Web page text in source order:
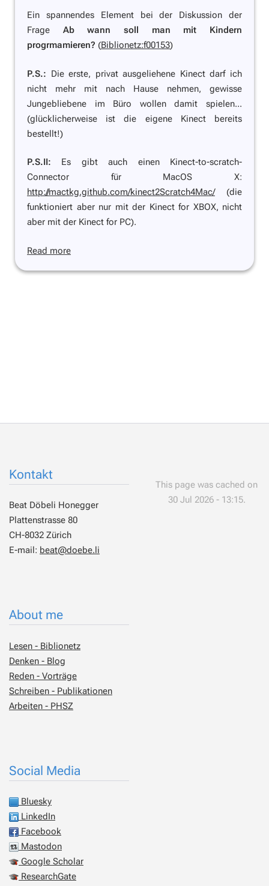
Ein spannendes Element bei der Diskussion der
Frage Ab wann soll man mit Kindern
progrmamieren? (Biblionetz:f00153)
P.S.: Die erste, privat ausgeliehene Kinect darf ich
nicht mehr mit nach Hause nehmen, gewisse
Jungebliebene im Büro wollen damit spielen...
(glücklicherweise ist die eigene Kinect bereits
bestellt!)
P.S.II: Es gibt auch einen Kinect-to-scratch-
Connector für MacOS X:
http://mactkg.github.com/kinect2Scratch4Mac/(die
funktioniert aber nur mit der Kinect for XBOX, nicht
aber mit der Kinect for PC).
Read more
Kontakt
Beat Döbeli Honegger
Plattenstrasse 80
CH-8032 Zürich
E-mail: beat@doebe.li
About me
Lesen - Biblionetz
Denken - Blog
Reden - Vorträge
Schreiben - Publikationen
Arbeiten - PHSZ
Social Media
Bluesky
LinkedIn
Facebook
Mastodon
Google Scholar
ResearchGate
This page was cached on
30 Jul 2026 - 13:15.